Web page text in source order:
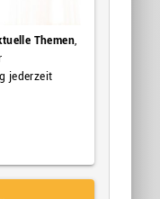
Themen
jederzeit